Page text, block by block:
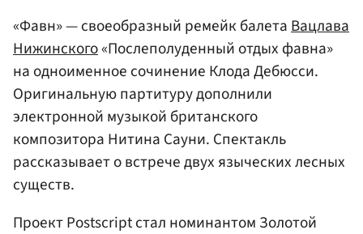
«Фавн» — своеобразный ремейк балета Вацлава
Нижинского«Послеполуденный отдых фавна»
на одноименное сочинение Клода Дебюсси.
Оригинальную партитуру дополнили
электронной музыкой британского
композитора Нитина Сауни. Спектакль
рассказывает о встрече двух языческих лесных
существ.
Проект Postscript стал номинантом Золотой